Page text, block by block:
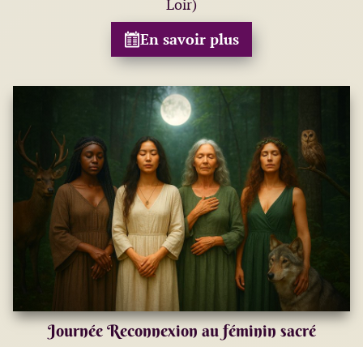
Loir)
En savoir plus
Journée Reconnexion au féminin sacré